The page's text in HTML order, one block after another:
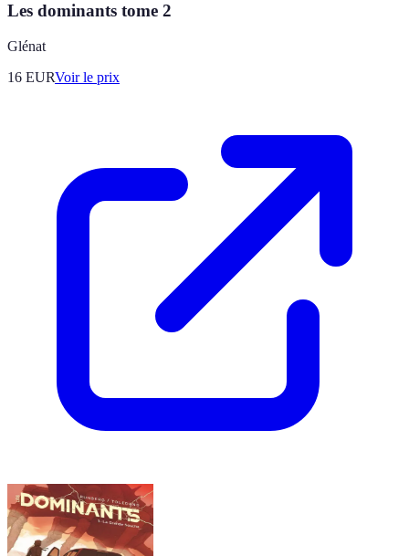
Les dominants tome 2
Glénat
16 EURVoir le prix